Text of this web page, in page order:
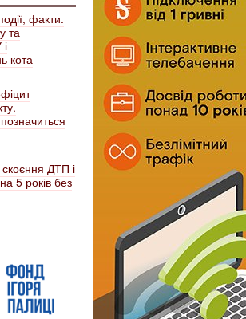
факти.
та
кота
ДТП і
5 років без